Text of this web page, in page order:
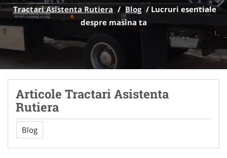
Tractari Asistenta Rutiera / Blog /Lucruri esentiale
despre masina ta
Articole Tractari Asistenta
Rutiera
Blog